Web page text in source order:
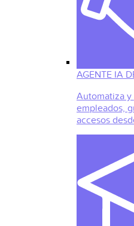
AGENTE IA
Automatiza
empleados,
accesos